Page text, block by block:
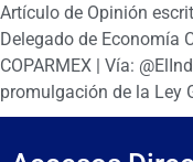
Artículo de Opinión
Delegado de Economía
COPARMEX | Vía:
promulgación de la Ley